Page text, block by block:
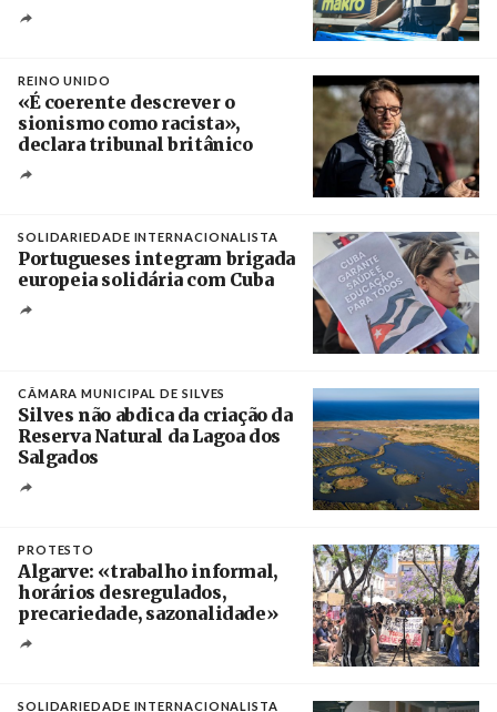
REINO UNIDO
«É coerente descrever o
sionismo como racista»,
declara tribunal britânico
SOLIDARIEDADE INTERNACIONALISTA
Portugueses integram brigada
europeia solidária com Cuba
CÂMARA MUNICIPAL DE SILVES
Silves não abdica da criação da
Reserva Natural da Lagoa dos
Salgados
PROTESTO
Algarve: «trabalho informal,
horários desregulados,
precariedade, sazonalidade»
SOLIDARIEDADE INTERNACIONALISTA